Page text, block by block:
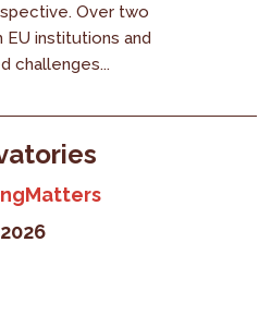
Over two
institutions and
challenges...